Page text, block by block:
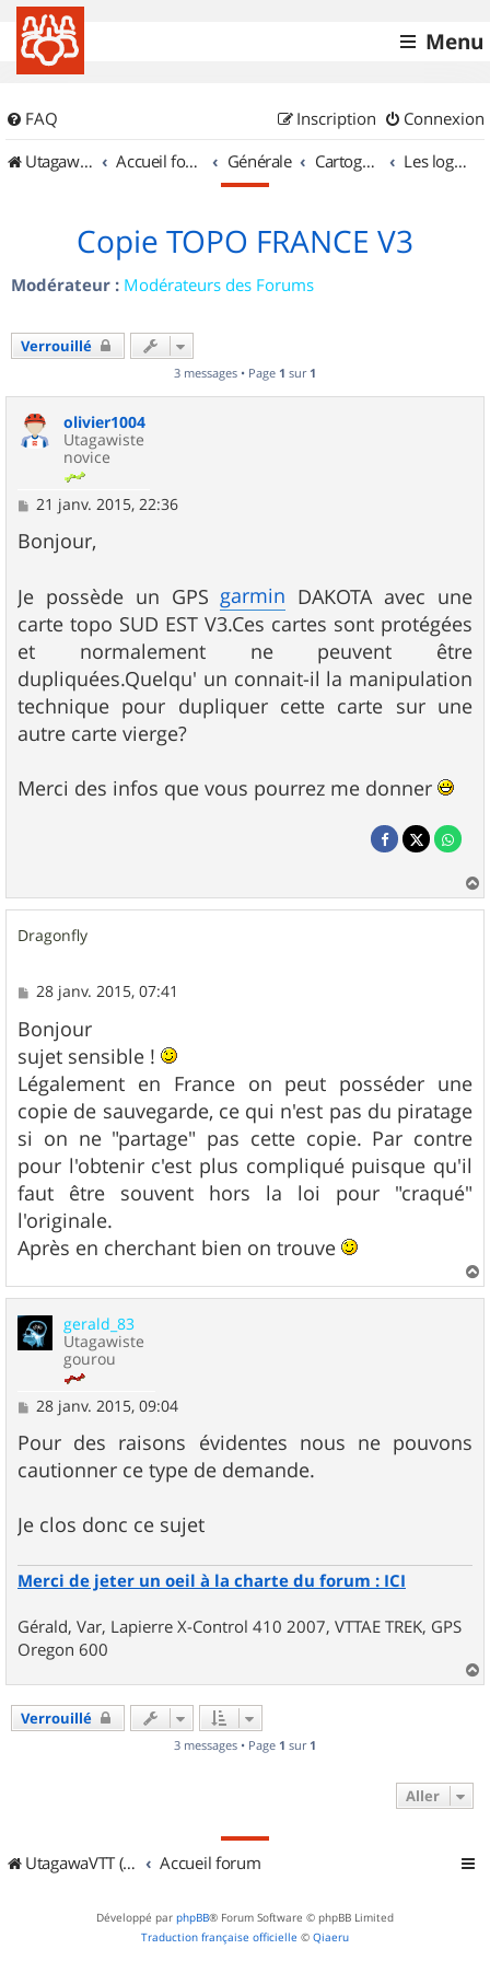
Menu
FAQ Connexion
Inscription
UtagawaVTT (Randos VTT et VTTAE avec traces GPS)
Accueil forum Générale Cartographie et GPS Les logiciels
Copie TOPO FRANCE V3
Modérateur : Modérateurs des Forums
Verrouillé
3 messages • Page 1 sur 1
olivier1004
Utagawiste
novice
M
s
s
g
e
21 janv. 2015, 22:36
Bonjour,
Je possède un GPSgarmin DAKOTA avec une
carte topo SUD EST V3.Ces cartes sont protégées
et normalement ne peuvent être
dupliquées.Quelqu' un connait-il la manipulation
technique pour dupliquer cette carte sur une
autre carte vierge?
Merci des infos que vous pourrez me donner
a
Dragonfly
M
s
s
a
g
e
28 janv. 2015, 07:41
Bonjour
sujet sensible !
Légalement en France on peut posséder une
copie de sauvegarde, ce qui n'est pas du piratage
si on ne "partage" pas cette copie. Par contre
pour l'obtenir c'est plus compliqué puisque qu'il
faut être souvent hors la loi pour "craqué"
l'originale.
Après en cherchant bien on trouve
a
gerald_83
Utagawiste
gourou
M
s
s
a
28 janv. 2015, 09:04
Pour des raisons évidentes nous ne pouvons
cautionner ce type de demande.
Je clos donc ce sujet
Merci de jeter un oeil à la charte du forum : ICI
Gérald, Var, Lapierre X-Control 410 2007, VTTAE TREK, GPS
Oregon 600
a
Verrouillé
3 messages • Page 1 sur 1
Aller
UtagawaVTT (Randos VTT et VTTAE avec traces GPS) Accueil forum
Développé par phpBB® Forum Software © phpBB Limited
Traduction française officielle © Qiaeru